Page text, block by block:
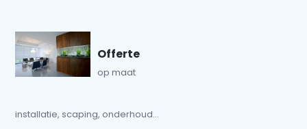
Offerte
op maat
installatie, scaping, onderhoud...